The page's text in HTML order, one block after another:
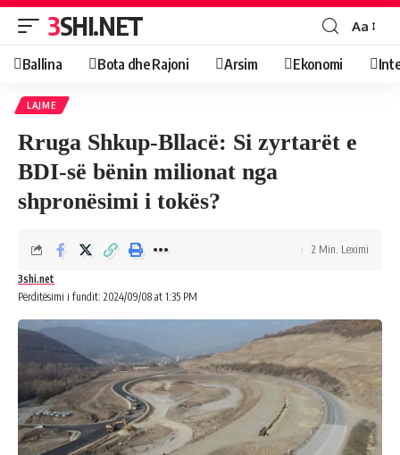
3SHI.NET Aa
Ballina Bota dhe Rajoni Arsim Ekonomi
LAJME
Rruga Shkup-Bllacë: Si zyrtarët e
BDI-së bënin milionat nga
shpronësimi i tokës?
Përditësimi i fundit: 2024/09/08 at 1:35 PM
3shi.net
2 Min. Leximi